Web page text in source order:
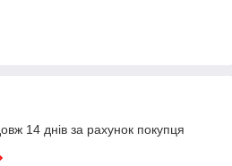
14 днів за рахунок покупця